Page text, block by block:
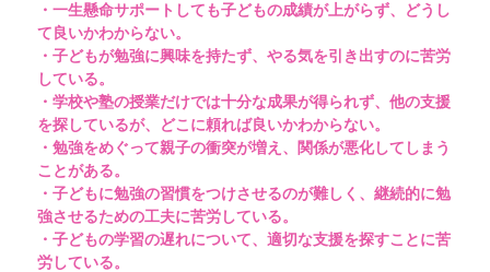
・一生懸命サポートしても子どもの成績が上がらず、どうし
て良いかわからない。
・子どもが勉強に興味を持たず、やる気を引き出すのに苦労
している。
・学校や塾の授業だけでは十分な成果が得られず、他の支援
を探しているが、どこに頼れば良いかわからない。
・勉強をめぐって親子の衝突が増え、関係が悪化してしまう
ことがある。
・子どもに勉強の習慣をつけさせるのが難しく、継続的に勉
強させるための工夫に苦労している。
・子どもの学習の遅れについて、適切な支援を探すことに苦
労している。